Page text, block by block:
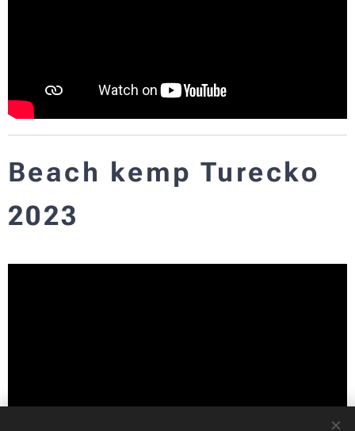
Beach kemp Turecko
2023